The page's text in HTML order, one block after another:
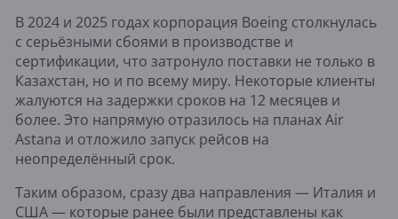
В 2024 и 2025 годах корпорация Boeing столкнулась
с серьёзными сбоями в производстве и
сертификации, что затронуло поставки не только в
Казахстан, но и по всему миру. Некоторые клиенты
жалуются на задержки сроков на 12 месяцев и
более. Это напрямую отразилось на планах Air
Astana и отложило запуск рейсов на
неопределённый срок.
Таким образом, сразу два направления — Италия и
США — которые ранее были представлены как